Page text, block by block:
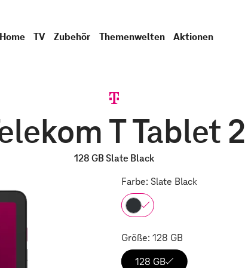
TV Zubehör Themenwelten Aktionen
T Tablet 2
128 GB Slate Black
Farbe: Slate Black
Größe: 128 GB
128 GB